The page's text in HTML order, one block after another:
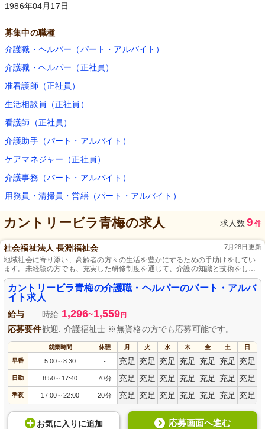
1986年04月17日
募集中の職種
介護職・ヘルパー（パート・アルバイト）
介護職・ヘルパー（正社員）
准看護師（正社員）
生活相談員（正社員）
看護師（正社員）
介護助手（パート・アルバイト）
ケアマネジャー（正社員）
介護事務（パート・アルバイト）
用務員・清掃員・営繕（パート・アルバイト）
カントリービラ青梅の求人 求人数 9 件
社会福祉法人 長淵福祉会 7月28日更新
地域社会に寄り添い、高齢者の方々の生活を豊かにするための手助けをしてい
ます。未経験の方でも、充実した研修制度を通じて、介護の知識と技術をしっ
かりと身につけることができます。
カントリービラ青梅の介護職・ヘルパーのパート・アルバ
イト求人
給与 時給 1,296~1,559 円
応募要件歓迎: 介護福祉士 ※無資格の方でも応募可能です。
就業時間 休憩 月 火 水 木 金 土 日
早番 5:00～ 8:30 - 充足 充足 充足 充足 充足 充足 充足
日勤 8:50～ 17:40 70分 充足 充足 充足 充足 充足 充足 充足
準夜 17:00～ 22:00 20分 充足 充足 充足 充足 充足 充足 充足
お気に入り に追加 応募画面へ進む